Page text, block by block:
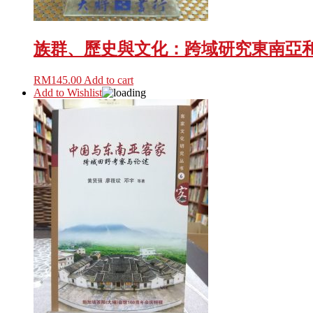
族群、歷史與文化：跨域研究東南亞
RM145.00 Add to cart
Add to Wishlist